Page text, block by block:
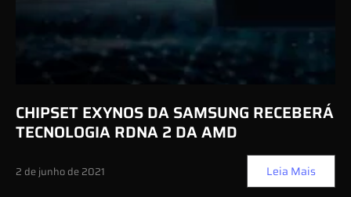
CHIPSET EXYNOS DA SAMSUNG RECEBERÁ
TECNOLOGIA RDNA 2 DA AMD
2 de junho de 2021 Leia Mais